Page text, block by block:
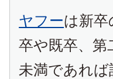
ヤフーは新卒
卒や既卒、
未満であれ